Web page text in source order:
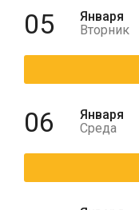
05
Января
Вторник
06
Января
Среда